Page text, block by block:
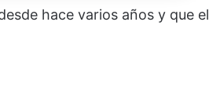
hace varios años y que el